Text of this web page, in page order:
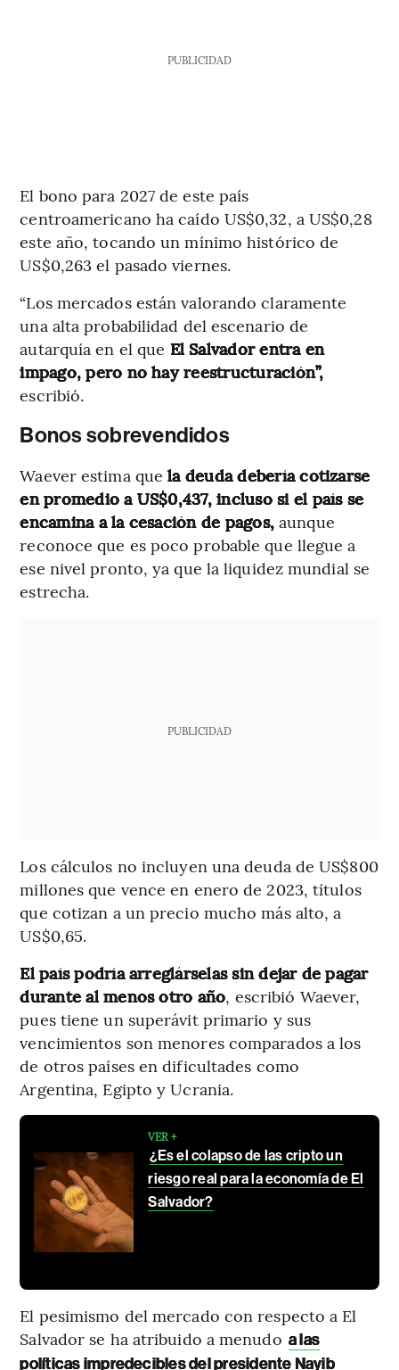
PUBLICIDAD
El bono para 2027 de este país
centroamericano ha caído US$0,32, a US$0,28
este año, tocando un mínimo histórico de
US$0,263 el pasado viernes.
“Los mercados están valorando claramente
una alta probabilidad del escenario de
autarquía en el que El Salvador entra en
impago, pero no hay reestructuración”,
escribió.
Bonos sobrevendidos
Waever estima quela deuda debería cotizarse
en promedio a US$0,437, incluso si el país se
encamina a la cesación de pagos, aunque
reconoce que es poco probable que llegue a
ese nivel pronto, ya que la liquidez mundial se
estrecha.
PUBLICIDAD
Los cálculos no incluyen una deuda de US$800
millones que vence en enero de 2023, títulos
que cotizan a un precio mucho más alto, a
US$0,65.
El país podría arreglárselas sin dejar de pagar
durante al menos otro año, escribió Waever,
pues tiene un superávit primario y sus
vencimientos son menores comparados a los
de otros países en dificultades como
Argentina, Egipto y Ucrania.
VER +
¿Es el colapso de las cripto un
riesgo real para la economía de El
Salvador?
El pesimismo del mercado con respecto a El
Salvador se ha atribuido a menudo a las
políticas impredecibles del presidente Nayib